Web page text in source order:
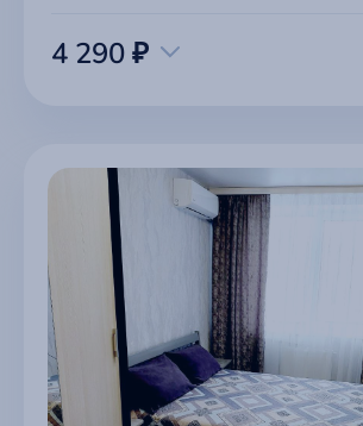
4 290 ₽